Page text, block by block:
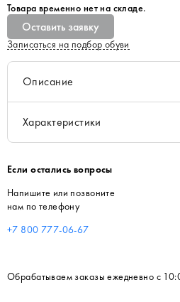
Товара временно нет на складе.
Оставить заявку
Записаться на подбор обуви
Описание
Характеристики
Если остались вопросы
Напишите или позвоните
нам по телефону
+7 800 777-06-67
Обрабатываем заказы ежедневно с